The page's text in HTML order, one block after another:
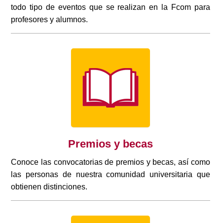
todo tipo de eventos que se realizan en la Fcom para
profesores y alumnos.
Premios y becas
Conoce las convocatorias de premios y becas, así como
las personas de nuestra comunidad universitaria que
obtienen distinciones.